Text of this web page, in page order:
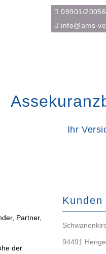
Ihr
09901/
info@ams-
94491
Partner,
der